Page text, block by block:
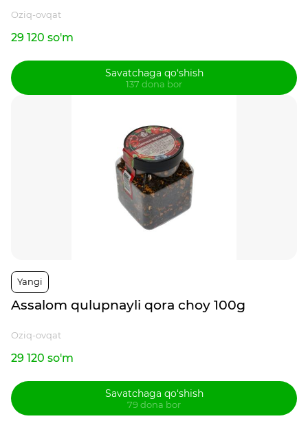
Oziq-ovqat
29 120 so'm
Savatchaga qo‘shish
137 dona bor
Yangi
Assalom qulupnayli qora choy 100g
Oziq-ovqat
29 120 so'm
Savatchaga qo‘shish
79 dona bor